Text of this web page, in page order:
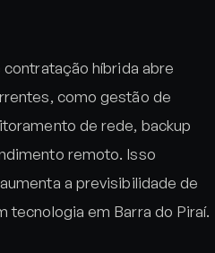
híbrida abre
como gestão de
de rede, backup
remoto. Isso
a previsibilidade de
tecnologia em Barra do Piraí.